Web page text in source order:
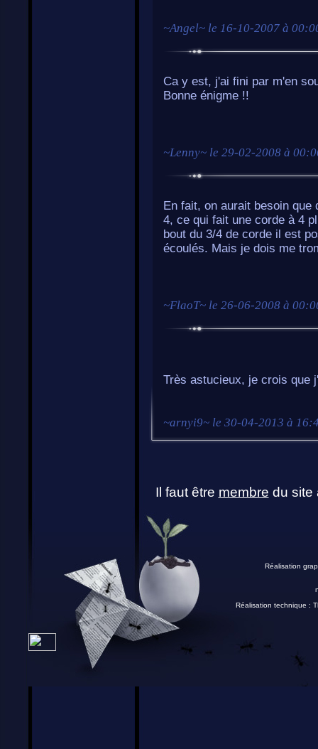
~Angel~ le 16-10-2007 à
Ca y est, j'ai fini par m'en
Bonne énigme !!
~Lenny~ le 29-02-2008 à
En fait, on aurait besoin que
4, ce qui fait une corde à 4
bout du 3/4 de corde il est
écoulés. Mais je dois me
~FlaoT~ le 26-06-2008 à
Très astucieux, je crois que
~arnyi9~ le 30-04-2013 à
Il faut être membre du site
Réalisation
Réalisation technique :